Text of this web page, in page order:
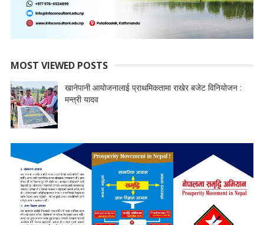
MOST VIEWED POSTS
खानेपानी आयोजनालाई प्राथमिकतामा राखेर बजेट विनियोजन :
मन्त्री यादव